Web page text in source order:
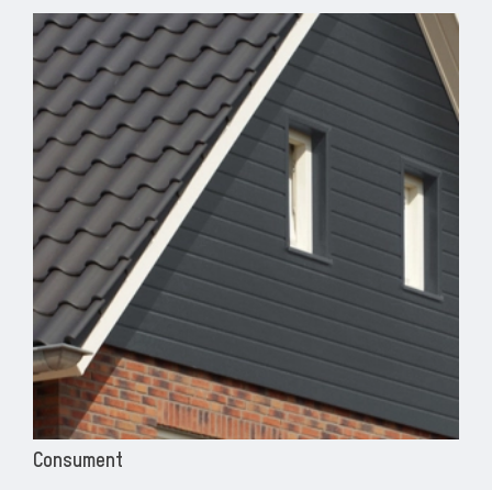
Consument